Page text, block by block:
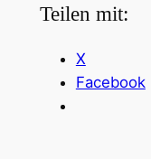
Teilen mit:
X
Facebook